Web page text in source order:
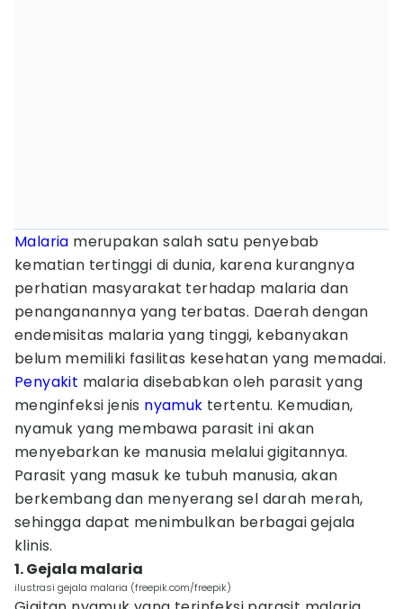
Malaria merupakan salah satu penyebab
kematian tertinggi di dunia, karena kurangnya
perhatian masyarakat terhadap malaria dan
penanganannya yang terbatas. Daerah dengan
endemisitas malaria yang tinggi, kebanyakan
belum memiliki fasilitas kesehatan yang memadai.
Penyakit malaria disebabkan oleh parasit yang
menginfeksi jenis nyamuk tertentu. Kemudian,
nyamuk yang membawa parasit ini akan
menyebarkan ke manusia melalui gigitannya.
Parasit yang masuk ke tubuh manusia, akan
berkembang dan menyerang sel darah merah,
sehingga dapat menimbulkan berbagai gejala
klinis.
1. Gejala malaria
ilustrasi gejala malaria (freepik.com/freepik)